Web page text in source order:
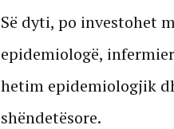
Së dyti, po investohet
epidemiologë,
hetim epidemiologjik
shëndetësore.